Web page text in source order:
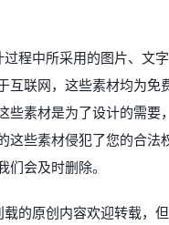
过程中所采用的图片、文
互联网，这些素材均为免
些素材是为了设计的需要
这些素材侵犯了您的合法
们会及时删除。
载的原创内容欢迎转载，